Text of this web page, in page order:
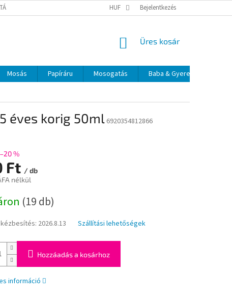
HUF Bejelentkezés
KOSÁR
Üres kosár
Mosás Papíráru Mosogatás Baba & Gyerek
éves korig 50ml6920354812866
–20 %
Ft / db
nélkül
(19 db)
2026.8.13 Szállítási lehetőségek
Hozzáadás a kosárhoz
információ